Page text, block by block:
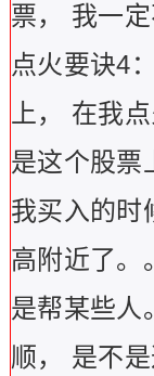
票， 我一
点火要诀4：
上， 在我
是这个股票
我买入的时
高附近了。
是帮某些人
顺， 是不是